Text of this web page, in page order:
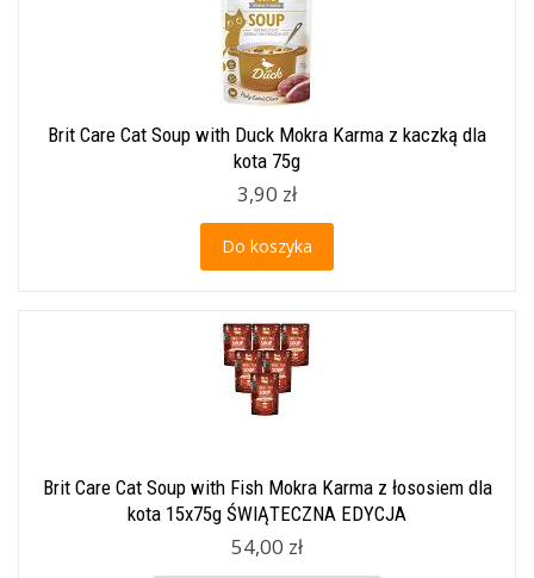
Brit Care Cat Soup with Duck Mokra Karma z kaczką dla
kota 75g
3,90 zł
Do koszyka
Brit Care Cat Soup with Fish Mokra Karma z łososiem dla
kota 15x75g ŚWIĄTECZNA EDYCJA
54,00 zł